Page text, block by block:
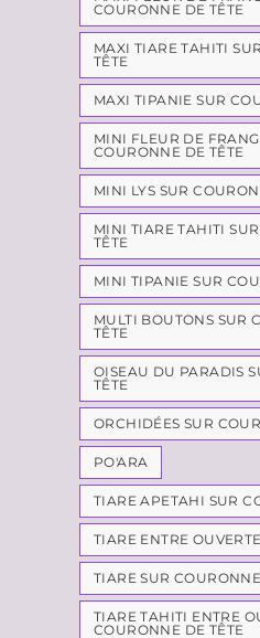
COURONNE DE TÊTE
MAXI TIARE TAHITI
TÊTE
MAXI TIPANIE SUR
MINI FLEUR DE
COURONNE DE TÊTE
MINI LYS SUR
MINI TIARE TAHITI
TÊTE
MINI TIPANIE SUR
MULTI BOUTONS SUR
TÊTE
OISEAU DU PARADIS
TÊTE
ORCHIDÉES SUR
PO'ARA
TIARE APETAHI SUR
TIARE ENTRE
TIARE SUR
TIARE TAHITI ENTRE
COURONNE DE TÊTE